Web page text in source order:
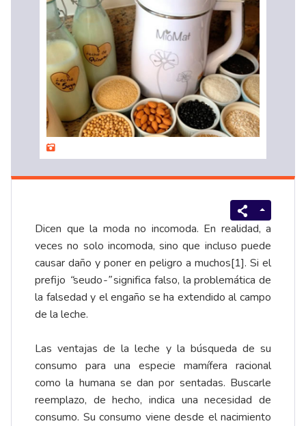
Dicen que la moda no incomoda. En realidad, a
veces no solo incomoda, sino que incluso puede
causar daño y poner en peligro a muchos[1]. Si el
prefijo “seudo-”significa falso, la problemática de
la falsedad y el engaño se ha extendido al campo
de la leche.
Las ventajas de la leche y la búsqueda de su
consumo para una especie mamífera racional
como la humana se dan por sentadas. Buscarle
reemplazo, de hecho, indica una necesidad de
consumo. Su consumo viene desde el nacimiento